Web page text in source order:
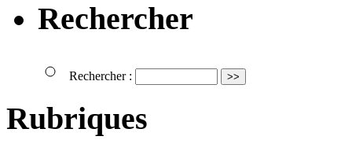
Rechercher
Rechercher :
Rubriques